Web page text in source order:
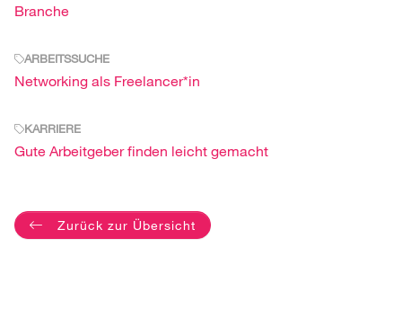
Branche
ARBEITSSUCHE
Networking als Freelancer*in
KARRIERE
Gute Arbeitgeber finden leicht gemacht
Zurück zur Übersicht